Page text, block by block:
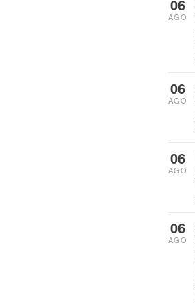
06
AGO
06
AGO
06
AGO
06
AGO